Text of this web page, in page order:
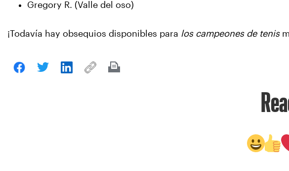
Gregory R. (Valle del oso)
¡Todavía hay obsequios disponibles para los campeones de tenis